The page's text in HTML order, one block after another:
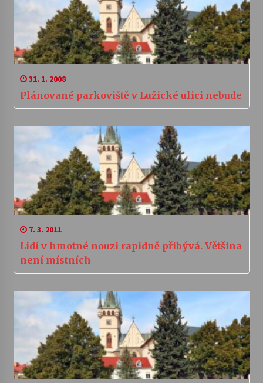
31. 1. 2008
Plánované parkoviště v Lužické ulici nebude
7. 3. 2011
Lidí v hmotné nouzi rapidně přibývá. Většina
není místních